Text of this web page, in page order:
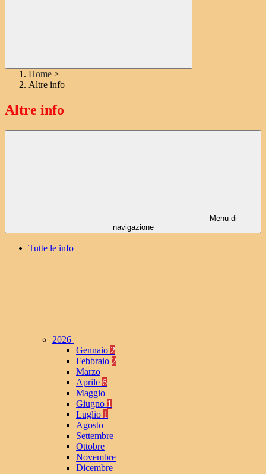
Home >
Altre info
Altre info
Menu di
navigazione
Tutte le info
2026
Gennaio 2
Febbraio 2
Marzo
Aprile 6
Maggio
Giugno 1
Luglio 1
Agosto
Settembre
Ottobre
Novembre
Dicembre